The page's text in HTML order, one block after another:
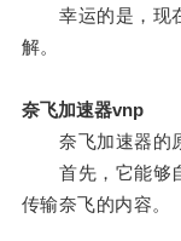
幸运的是，现在
解。
奈飞加速器vnp
奈飞加速器的原
首先，它能够自
传输奈飞的内容。